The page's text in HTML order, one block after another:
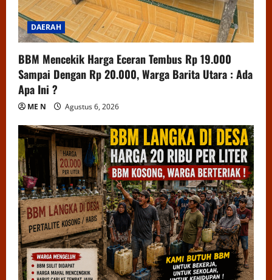
DAERAH
BBM Mencekik Harga Eceran Tembus Rp 19.000
Sampai Dengan Rp 20.000, Warga Barita Utara : Ada
Apa Ini ?
ME N Agustus 6, 2026